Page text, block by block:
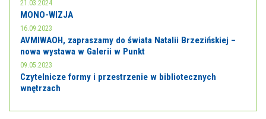
21.03.2024
MONO-WIZJA
16.09.2023
AVMIWAOH, zapraszamy do świata Natalii Brzezińskiej –
nowa wystawa w Galerii w Punkt
09.05.2023
Czytelnicze formy i przestrzenie w bibliotecznych
wnętrzach